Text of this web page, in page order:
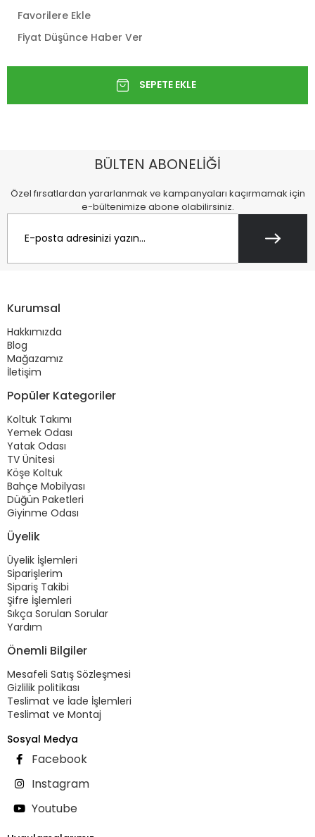
Favorilere Ekle
Fiyat Düşünce Haber Ver
BÜLTEN ABONELİĞİ
Özel fırsatlardan yararlanmak ve kampanyaları kaçırmamak için
e-bültenimize abone olabilirsiniz.
Kurumsal
Hakkımızda
Blog
Mağazamız
İletişim
Popüler Kategoriler
Koltuk Takımı
Yemek Odası
Yatak Odası
TV Ünitesi
Köşe Koltuk
Bahçe Mobilyası
Düğün Paketleri
Giyinme Odası
Üyelik
Üyelik İşlemleri
Siparişlerim
Sipariş Takibi
Şifre İşlemleri
Sıkça Sorulan Sorular
Yardım
Önemli Bilgiler
Mesafeli Satış Sözleşmesi
Gizlilik politikası
Teslimat ve İade İşlemleri
Teslimat ve Montaj
Sosyal Medya
Facebook
Instagram
Youtube